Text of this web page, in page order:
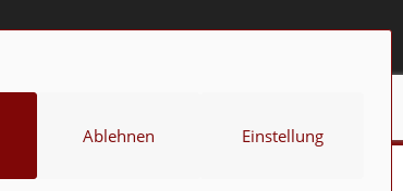
Ablehnen Einstellung
Datenschutz Impressum Cookie-Richtlinie (EU)